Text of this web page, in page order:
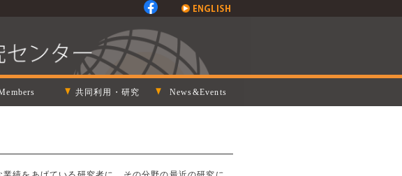
共同利用・研究 News&Events